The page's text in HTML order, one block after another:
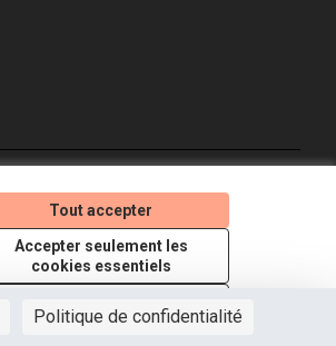
Politique de confidentialité
Tout accepter
Accepter seulement les
cookies essentiels
(Lien externe)
(Lien externe)
(Lien externe)
Licence Creative
(Lien externe)